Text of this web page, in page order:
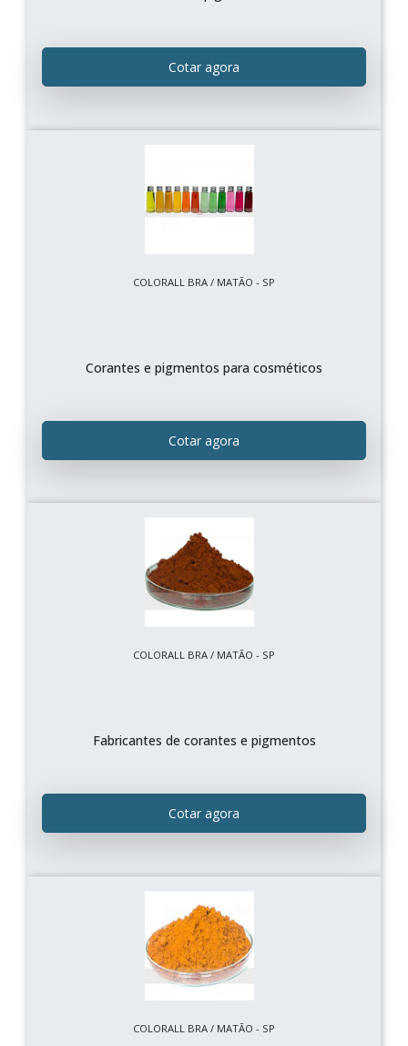
Cotar agora
COLORALL BRA / MATÃO - SP
Corantes e pigmentos para cosméticos
Cotar agora
COLORALL BRA / MATÃO - SP
Fabricantes de corantes e pigmentos
Cotar agora
COLORALL BRA / MATÃO - SP